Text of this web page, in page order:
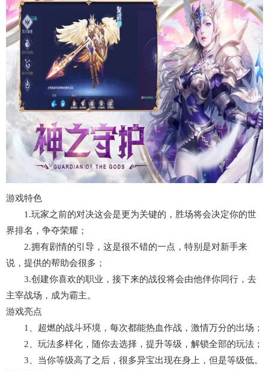
游戏特色
1.玩家之前的对决这会是更为关键的，胜场将会决定你的世
界排名，争夺荣耀；
2.拥有剧情的引导，这是很不错的一点，特别是对新手来
说，提供的帮助会很多；
3.创建你喜欢的职业，接下来的战役将会由他伴你同行，去
主宰战场，成为霸主。
游戏亮点
1、超燃的战斗环境，每次都能热血作战，激情万分的出场；
2、玩法多样化，随你去选择，提升等级，解锁全部的玩法；
3、当你等级高了之后，很多异宝出现在身上，但是等级低。